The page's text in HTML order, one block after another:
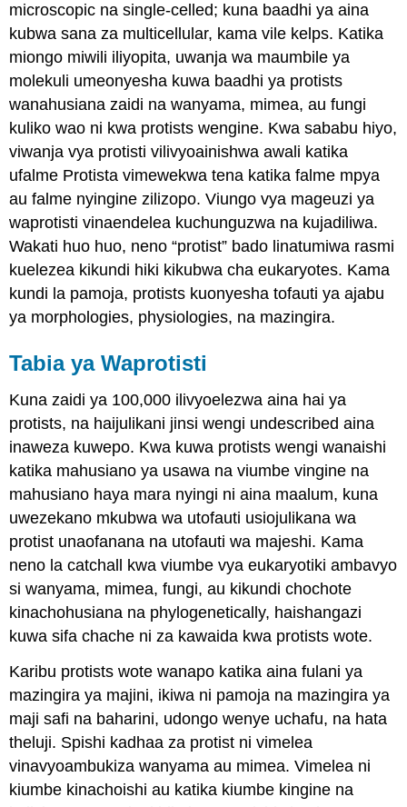
microscopic na single-celled; kuna baadhi ya aina
kubwa sana za multicellular, kama vile kelps. Katika
miongo miwili iliyopita, uwanja wa maumbile ya
molekuli umeonyesha kuwa baadhi ya protists
wanahusiana zaidi na wanyama, mimea, au fungi
kuliko wao ni kwa protists wengine. Kwa sababu hiyo,
viwanja vya protisti vilivyoainishwa awali katika
ufalme Protista vimewekwa tena katika falme mpya
au falme nyingine zilizopo. Viungo vya mageuzi ya
waprotisti vinaendelea kuchunguzwa na kujadiliwa.
Wakati huo huo, neno “protist” bado linatumiwa rasmi
kuelezea kikundi hiki kikubwa cha eukaryotes. Kama
kundi la pamoja, protists kuonyesha tofauti ya ajabu
ya morphologies, physiologies, na mazingira.
Tabia ya Waprotisti
Kuna zaidi ya 100,000 ilivyoelezwa aina hai ya
protists, na haijulikani jinsi wengi undescribed aina
inaweza kuwepo. Kwa kuwa protists wengi wanaishi
katika mahusiano ya usawa na viumbe vingine na
mahusiano haya mara nyingi ni aina maalum, kuna
uwezekano mkubwa wa utofauti usiojulikana wa
protist unaofanana na utofauti wa majeshi. Kama
neno la catchall kwa viumbe vya eukaryotiki ambavyo
si wanyama, mimea, fungi, au kikundi chochote
kinachohusiana na phylogenetically, haishangazi
kuwa sifa chache ni za kawaida kwa protists wote.
Karibu protists wote wanapo katika aina fulani ya
mazingira ya majini, ikiwa ni pamoja na mazingira ya
maji safi na baharini, udongo wenye uchafu, na hata
theluji. Spishi kadhaa za protist ni vimelea
vinavyoambukiza wanyama au mimea. Vimelea ni
kiumbe kinachoishi au katika kiumbe kingine na